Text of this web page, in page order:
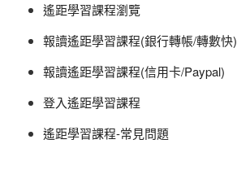
遙距學習課程瀏覽
報讀遙距學習課程(銀行轉帳/轉數快)
報讀遙距學習課程(信用卡/Paypal)
登入遙距學習課程
遙距學習課程-常見問題